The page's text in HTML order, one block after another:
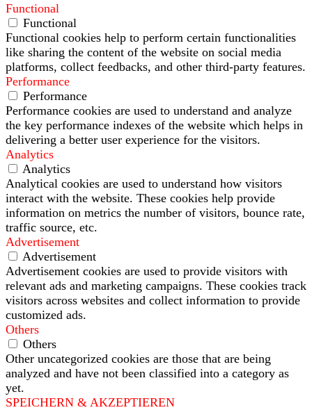
Functional
Functional
Functional cookies help to perform certain functionalities
like sharing the content of the website on social media
platforms, collect feedbacks, and other third-party features.
Performance
Performance
Performance cookies are used to understand and analyze
the key performance indexes of the website which helps in
delivering a better user experience for the visitors.
Analytics
Analytics
Analytical cookies are used to understand how visitors
interact with the website. These cookies help provide
information on metrics the number of visitors, bounce rate,
traffic source, etc.
Advertisement
Advertisement
Advertisement cookies are used to provide visitors with
relevant ads and marketing campaigns. These cookies track
visitors across websites and collect information to provide
customized ads.
Others
Others
Other uncategorized cookies are those that are being
analyzed and have not been classified into a category as
yet.
SPEICHERN & AKZEPTIEREN